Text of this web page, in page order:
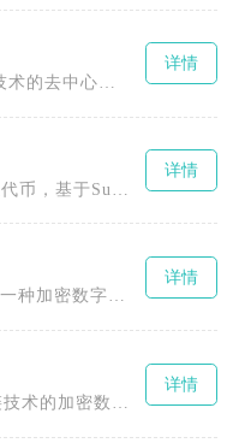
详情
详情
PAT币是基于区块链技术的一种加密数字货币，全称为PCHAIN（或Patientory、P
详情
详情